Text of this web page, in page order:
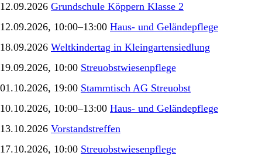
12.09.2026 Grundschule Köppern Klasse 2
12.09.2026, 10:00–13:00 Haus- und Geländepflege
18.09.2026 Weltkindertag in Kleingartensiedlung
19.09.2026, 10:00 Streuobstwiesenpflege
01.10.2026, 19:00 Stammtisch AG Streuobst
10.10.2026, 10:00–13:00 Haus- und Geländepflege
13.10.2026 Vorstandstreffen
17.10.2026, 10:00 Streuobstwiesenpflege